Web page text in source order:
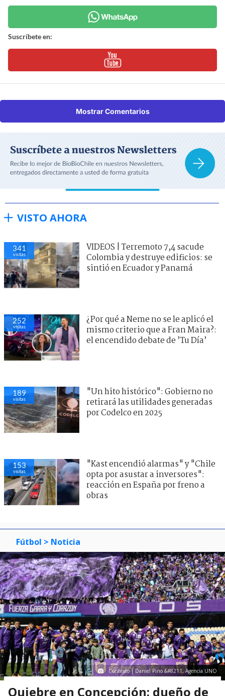
Suscríbete en:
Mostrar Comentarios
VISTO AHORA
341
visitas
VIDEOS | Terremoto 7,4 sacude
Colombia y destruye edificios: se
sintió en Ecuador y Panamá
252
visitas
¿Por qué a Neme no se le aplicó el
mismo criterio que a Fran Maira?:
el encendido debate de ’Tu Día’
189
visitas
"Un hito histórico": Gobierno no
retirará las utilidades generadas
por Codelco en 2025
153
visitas
"Kast encendió alarmas" y "Chile
opta por asustar a inversores":
reacción en España por freno a
obras
Fútbol > Noticia
Contexto | Daniel Pino &#8211; Agencia UNO
Quiebre en Concepción: dueño de